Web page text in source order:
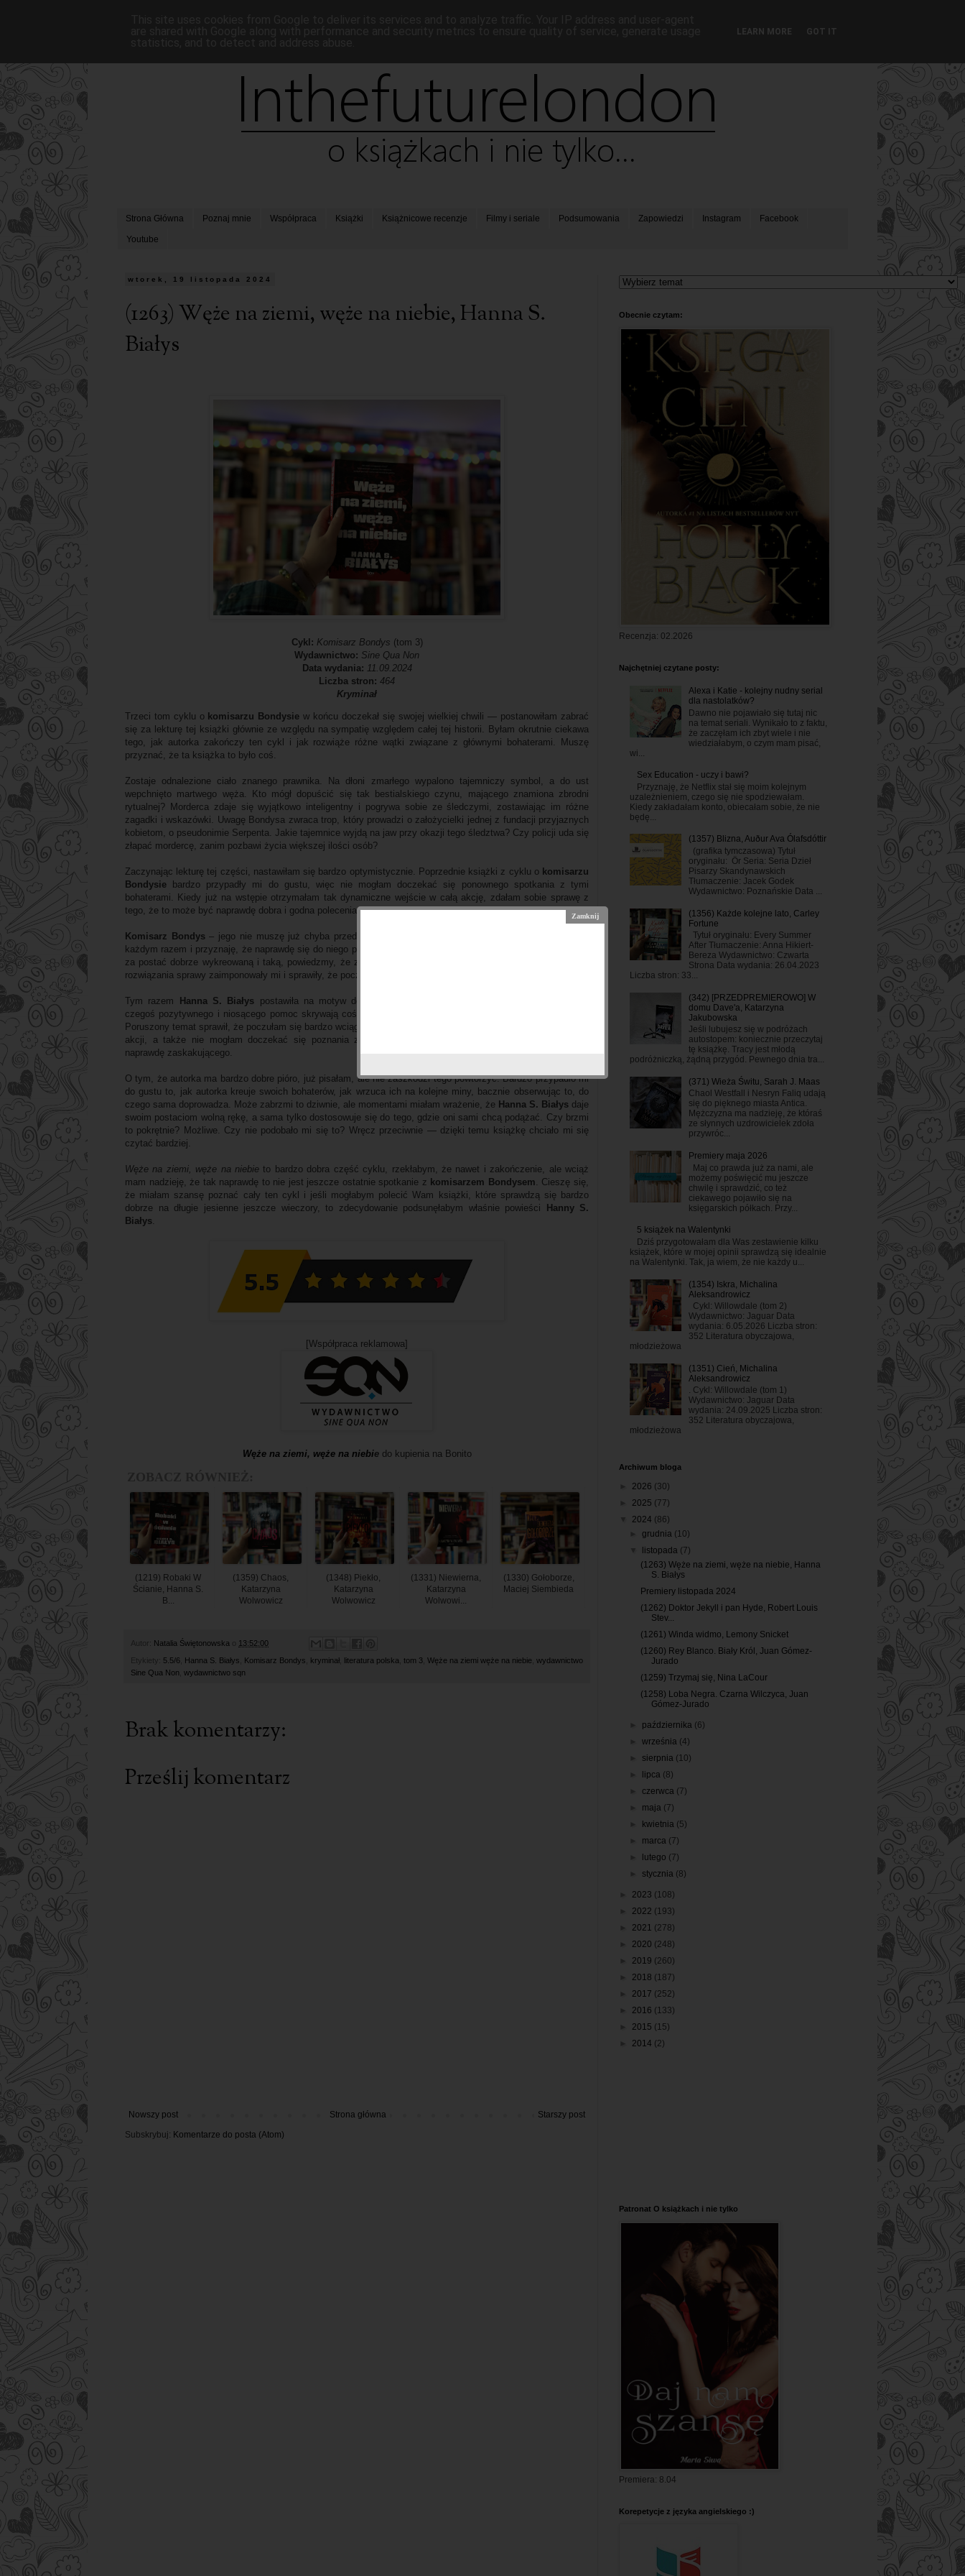
Strona Główna Poznaj mnie Współpraca Książki Książnicowe recenzje Filmy i seriale Podsumowania Zapowiedzi Instagram Facebook
Youtube
wtorek, 19 listopada 2024
(1263) Węże na ziemi, węże na niebie, Hanna S.
Białys
Cykl: Komisarz Bondys (tom 3)
Wydawnictwo: Sine Qua Non
Data wydania: 11.09.2024
Liczba stron: 464
Kryminał
Trzeci tom cyklu o komisarzu Bondysiew końcu doczekał się swojej wielkiej chwili — postanowiłam zabrać
się za lekturę tej książki głównie ze względu na sympatię względem całej tej historii. Byłam okrutnie ciekawa
tego, jak autorka zakończy ten cykl i jak rozwiąże różne wątki związane z głównymi bohaterami. Muszę
przyznać, że ta książka to było coś.
Zostaje odnalezione ciało znanego prawnika. Na dłoni zmarłego wypalono tajemniczy symbol, a do ust
wepchnięto martwego węża. Kto mógł dopuścić się tak bestialskiego czynu, mającego znamiona zbrodni
rytualnej? Morderca zdaje się wyjątkowo inteligentny i pogrywa sobie ze śledczymi, zostawiając im różne
zagadki i wskazówki. Uwagę Bondysa zwraca trop, który prowadzi o założycielki jednej z fundacji przyjaznych
kobietom, o pseudonimie Serpenta. Jakie tajemnice wyjdą na jaw przy okazji tego śledztwa? Czy policji uda się
złapać mordercę, zanim pozbawi życia większej ilości osób?
Zaczynając lekturę tej części, nastawiłam się bardzo optymistycznie. Poprzednie książki z cyklu o komisarzu
Bondysie
bardzo przypadły mi do gustu, więc nie mogłam doczekać się ponownego spotkania z tymi
bohaterami. Kiedy już na wstępie otrzymałam tak dynamiczne wejście w całą akcję, zdałam sobie sprawę z
tego, że to może być naprawdę dobra i godna polecenia pozycja.
Komisarz Bondys– jego nie muszę już chyba przedstawiać. To bohater, który wzbudza moją sympatię za
każdym razem i przyznaję, że naprawdę się do niego przywiązałam podczas lektury całego cyklu. Uważam go
za postać dobrze wykreowaną i taką, powiedzmy, że z krwi i kości. Jego ciekawość oraz upór w dążeniu do
rozwiązania sprawy zaimponowały mi i sprawiły, że poczułam w stosunku do niego jeszcze większy szacunek.
Tym razem Hanna S. Białys postawiła na motyw dość specyficznych ugrupowań, które pod przykrywką
czegoś pozytywnego i niosącego pomoc skrywają coś, co dalekie jest od optymizmu, a wręcz pełne mroku.
Poruszony temat sprawił, że poczułam się bardzo wciągnięta w całą historię i z uwagą śledziłam kolejne zwroty
akcji, a także nie mogłam doczekać się poznania zakończenia — po którym spodziewałam się czegoś
naprawdę zaskakującego.
O tym, że autorka ma bardzo dobre pióro, już pisałam, ale nie zaszkodzi tego powtórzyć. Bardzo przypadło mi
do gustu to, jak autorka kreuje swoich bohaterów, jak wrzuca ich na kolejne miny, bacznie obserwując to, do
czego sama doprowadza. Może zabrzmi to dziwnie, ale momentami miałam wrażenie, że Hanna S. Białys daje
swoim postaciom wolną rękę, a sama tylko dostosowuje się do tego, gdzie oni sami chcą podążać. Czy brzmi
to pokrętnie? Możliwe. Czy nie podobało mi się to? Wręcz przeciwnie — dzięki temu książkę chciało mi się
czytać bardziej.
Węże na ziemi, węże na niebieto bardzo dobra część cyklu, rzekłabym, że nawet i zakończenie, ale wciąż
mam nadzieję, że tak naprawdę to nie jest jeszcze ostatnie spotkanie z komisarzem Bondysem . Cieszę się,
że miałam szansę poznać cały ten cykl i jeśli mogłabym polecić Wam książki, które sprawdzą się bardzo
dobrze na długie jesienne jeszcze wieczory, to zdecydowanie podsunęłabym właśnie powieści
Hanny S.
Białys
[Współpraca reklamowa]
Węże na ziemi, węże na niebiedo kupienia na Bonito
(1219) Robaki W
Ścianie, Hanna S.
B...
(1359) Chaos,
Katarzyna
Wolwowicz
(1348) Piekło,
Katarzyna
Wolwowicz
(1331) Niewierna,
Katarzyna
Wolwowi...
(1330) Gołoborze,
Maciej Siembieda
Autor: Natalia Świętonowska 13:52:00
Etykiety: 5.5/6 Hanna S. Białys Komisarz Bondys kryminał literatura polska tom 3 Węże na ziemi węże na niebie wydawnictwo
Sine Qua Non wydawnictwo sqn
Brak komentarzy:
Prześlij komentarz
Nowszy post Starszy post
Strona główna
Subskrybuj: Komentarze do posta (Atom)
Obecnie czytam:
Recenzja: 02.2026
Najchętniej czytane posty:
Alexa i Katie - kolejny nudny serial
dla nastolatków?
Dawno nie pojawiało się tutaj nic
na temat seriali. Wynikało to z faktu,
że zaczęłam ich zbyt wiele i nie
wiedziałabym, o czym mam pisać,
wi...
Sex Education - uczy i bawi?
Przyznaję, że Netflix stał się moim kolejnym
uzależnieniem, czego się nie spodziewałam.
Kiedy zakładałam konto, obiecałam sobie, że nie
będę...
(1357) Blizna, Auður Ava Ólafsdóttir
(grafika tymczasowa) Tytuł
oryginału: Ör Seria: Seria Dzieł
Pisarzy Skandynawskich
Tłumaczenie: Jacek Godek
Wydawnictwo: Poznańskie Data ...
(1356) Każde kolejne lato, Carley
Fortune
Tytuł oryginału: Every Summer
After Tłumaczenie: Anna Hikiert-
Bereza Wydawnictwo: Czwarta
Strona Data wydania: 26.04.2023
Liczba stron: 33...
(342) [PRZEDPREMIEROWO] W
domu Dave'a, Katarzyna
Jakubowska
Jeśli lubujesz się w podróżach
autostopem: koniecznie przeczytaj
tę książkę. Tracy jest młodą
podróżniczką, żądną przygód. Pewnego dnia tra...
(371) Wieża Świtu, Sarah J. Maas
Chaol Westfall i Nesryn Faliq udają
się do pięknego miasta Antica.
Mężczyzna ma nadzieję, że któraś
ze słynnych uzdrowicielek zdoła
przywróc...
Premiery maja 2026
Maj co prawda już za nami, ale
możemy poświęcić mu jeszcze
chwilę i sprawdzić, co też
ciekawego pojawiło się na
księgarskich półkach. Przy...
5 książek na Walentynki
Dziś przygotowałam dla Was zestawienie kilku
książek, które w mojej opinii sprawdzą się idealnie
na Walentynki. Tak, ja wiem, że nie każdy u...
(1354) Iskra, Michalina
Aleksandrowicz
Cykl: Willowdale (tom 2)
Wydawnictwo: Jaguar Data
wydania: 6.05.2026 Liczba stron:
352 Literatura obyczajowa,
młodzieżowa
(1351) Cień, Michalina
Aleksandrowicz
. Cykl: Willowdale (tom 1)
Wydawnictwo: Jaguar Data
wydania: 24.09.2025 Liczba stron:
352 Literatura obyczajowa,
młodzieżowa
Archiwum bloga
2026 (30)
2025 (77)
2024 (86)
►grudnia (10)
listopada (7)
(1263) Węże na ziemi, węże na niebie, Hanna
S. Białys
Premiery listopada 2024
(1262) Doktor Jekyll i pan Hyde, Robert Louis
Stev...
(1261) Winda widmo, Lemony Snicket
(1260) Rey Blanco. Biały Król, Juan Gómez-
Jurado
(1259) Trzymaj się, Nina LaCour
(1258) Loba Negra. Czarna Wilczyca, Juan
Gómez-Jurado
października (6)
►września (4)
sierpnia (10)
lipca (8)
►czerwca (7)
maja (7)
kwietnia (5)
marca (7)
lutego (7)
stycznia (8)
2023 (108)
2022 (193)
2021 (278)
2020 (248)
2019 (260)
2018 (187)
2017 (252)
2016 (133)
2015 (15)
2014 (2)
Patronat O książkach i nie tylko
Premiera: 8.04
Korepetycje z języka angielskiego :)
LEARN MORE GOT IT